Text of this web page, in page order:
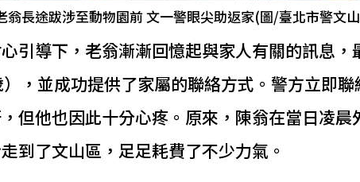
翁長途跋涉至動物園前 文一警眼尖助返家(圖/臺北市警文
引導下，老翁漸漸回憶起與家人有關的訊息，
並成功提供了家屬的聯絡方式。警方立即聯
但他也因此十分心疼。原來，陳翁在當日凌晨
到了文山區，足足耗費了不少力氣。